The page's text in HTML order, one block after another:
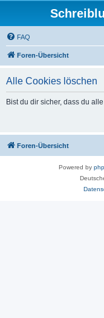
FAQ
Foren-Übersicht
Alle Cookies löschen
Bist du dir sicher, dass du
Foren-Übersicht
Powered by